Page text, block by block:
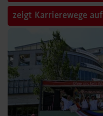
zeigt Karrierewege auf